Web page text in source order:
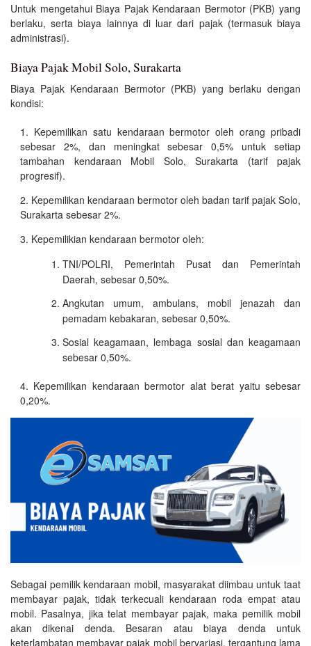
Untuk mengetahui Biaya Pajak Kendaraan Bermotor (PKB) yang
berlaku, serta biaya lainnya di luar dari pajak (termasuk biaya
administrasi).
Biaya Pajak Mobil Solo, Surakarta
Biaya Pajak Kendaraan Bermotor (PKB) yang berlaku dengan
kondisi:
Kepemilikan satu kendaraan bermotor oleh orang pribadi
sebesar 2%, dan meningkat sebesar 0,5% untuk setiap
tambahan kendaraan Mobil Solo, Surakarta (tarif pajak
progresif).
Kepemilikan kendaraan bermotor oleh badan tarif pajak Solo,
Surakarta sebesar 2%.
Kepemilikian kendaraan bermotor oleh:
TNI/POLRI, Pemerintah Pusat dan Pemerintah
Daerah, sebesar 0,50%.
Angkutan umum, ambulans, mobil jenazah dan
pemadam kebakaran, sebesar 0,50%.
Sosial keagamaan, lembaga sosial dan keagamaan
sebesar 0,50%.
Kepemilikan kendaraan bermotor alat berat yaitu sebesar
0,20%.
Sebagai pemilik kendaraan mobil, masyarakat diimbau untuk taat
membayar pajak, tidak terkecuali kendaraan roda empat atau
mobil. Pasalnya, jika telat membayar pajak, maka pemilik mobil
akan dikenai denda. Besaran atau biaya denda untuk
keterlambatan membayar pajak mobil bervariasi, tergantung lama